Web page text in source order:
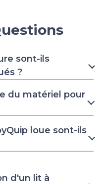
sont-ils
?
du matériel pour
loue sont-ils
d'un lit à